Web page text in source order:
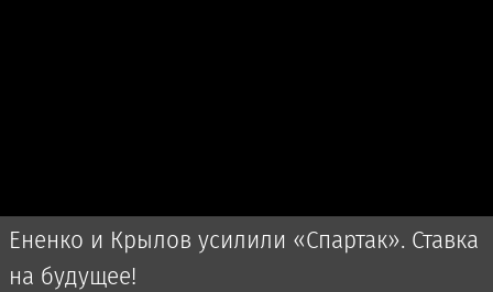
Ененко и Крылов усилили «Спартак». Ставка
на будущее!